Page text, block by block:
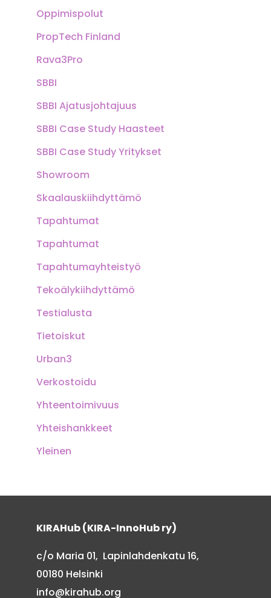
Oppimispolut
PropTech Finland
Rava3Pro
SBBI
SBBI Ajatusjohtajuus
SBBI Case Study Haasteet
SBBI Case Study Yritykset
Showroom
Skaalauskiihdyttämö
Tapahtumat
Tapahtumat
Tapahtumayhteistyö
Tekoälykiihdyttämö
Testialusta
Tietoiskut
Urban3
Verkostoidu
Yhteentoimivuus
Yhteishankkeet
Yleinen
KIRAHub (KIRA-InnoHub ry)
c/o Maria 01, Lapinlahdenkatu 16,
00180 Helsinki
info@kirahub.org